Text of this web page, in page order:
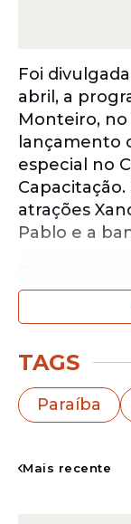
Foi
abril, a
Monteiro, no
lançamento
especial no
atrações
Pablo e a
de
O São João
Eventos
TAGS
Paraíba
Mais recente